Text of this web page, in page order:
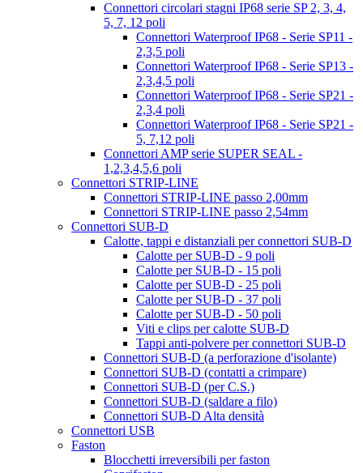
Connettori circolari stagni IP68 serie SP 2, 3, 4,
5, 7, 12 poli
Connettori Waterproof IP68 - Serie SP11 -
2,3,5 poli
Connettori Waterproof IP68 - Serie SP13 -
2,3,4,5 poli
Connettori Waterproof IP68 - Serie SP21 -
2,3,4 poli
Connettori Waterproof IP68 - Serie SP21 -
5, 7,12 poli
Connettori AMP serie SUPER SEAL -
1,2,3,4,5,6 poli
Connettori STRIP-LINE
Connettori STRIP-LINE passo 2,00mm
Connettori STRIP-LINE passo 2,54mm
Connettori SUB-D
Calotte, tappi e distanziali per connettori SUB-D
Calotte per SUB-D - 9 poli
Calotte per SUB-D - 15 poli
Calotte per SUB-D - 25 poli
Calotte per SUB-D - 37 poli
Calotte per SUB-D - 50 poli
Viti e clips per calotte SUB-D
Tappi anti-polvere per connettori SUB-D
Connettori SUB-D (a perforazione d'isolante)
Connettori SUB-D (contatti a crimpare)
Connettori SUB-D (per C.S.)
Connettori SUB-D (saldare a filo)
Connettori SUB-D Alta densità
Connettori USB
Faston
Blocchetti irreversibili per faston